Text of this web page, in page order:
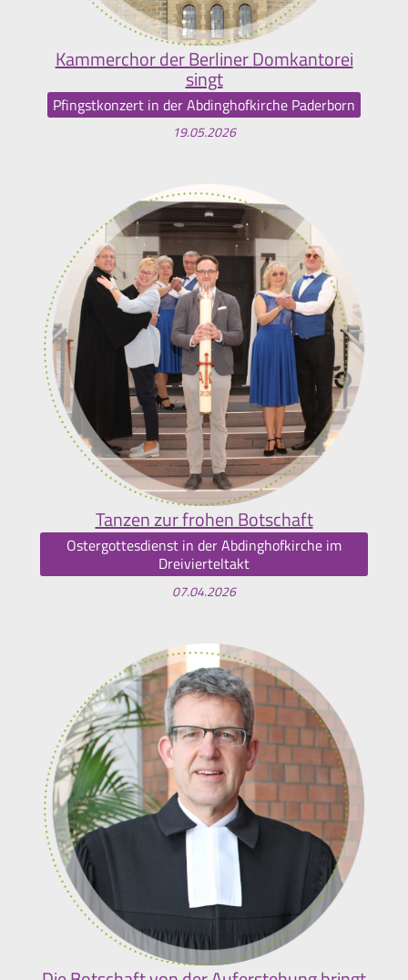
Kammerchor der Berliner Domkantorei
singt
Pfingstkonzert in der Abdinghofkirche Paderborn
19.05.2026
Tanzen zur frohen Botschaft
Ostergottesdienst in der Abdinghofkirche im
Dreivierteltakt
07.04.2026